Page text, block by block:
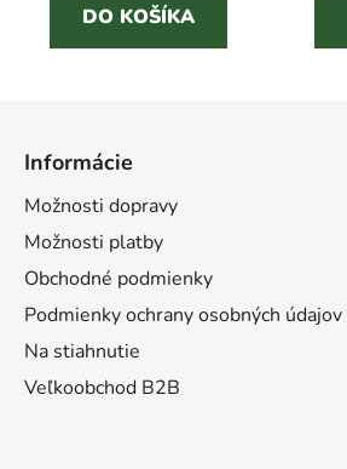
DO KOŠÍKA
Informácie
Možnosti dopravy
Možnosti platby
Obchodné podmienky
Podmienky ochrany osobných údajov
Na stiahnutie
Veľkoobchod B2B